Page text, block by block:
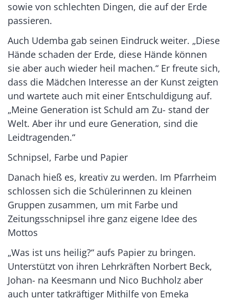
sowie von schlechten Dingen, die auf der Erde
passieren.
Auch Udemba gab seinen Eindruck weiter. „Diese
Hände schaden der Erde, diese Hände können
sie aber auch wieder heil machen.“ Er freute sich,
dass die Mädchen Interesse an der Kunst zeigten
und wartete auch mit einer Entschuldigung auf.
„Meine Generation ist Schuld am Zu- stand der
Welt. Aber ihr und eure Generation, sind die
Leidtragenden.“
Schnipsel, Farbe und Papier
Danach hieß es, kreativ zu werden. Im Pfarrheim
schlossen sich die Schülerinnen zu kleinen
Gruppen zusammen, um mit Farbe und
Zeitungsschnipsel ihre ganz eigene Idee des
Mottos
„Was ist uns heilig?“ aufs Papier zu bringen.
Unterstützt von ihren Lehrkräften Norbert Beck,
Johan- na Keesmann und Nico Buchholz aber
auch unter tatkräftiger Mithilfe von Emeka